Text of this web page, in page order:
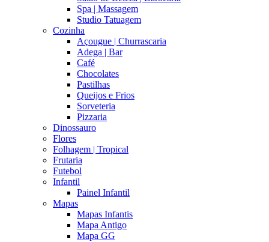
Spa | Massagem
Studio Tatuagem
Cozinha
Açougue | Churrascaria
Adega | Bar
Café
Chocolates
Pastilhas
Queijos e Frios
Sorveteria
Pizzaria
Dinossauro
Flores
Folhagem | Tropical
Frutaria
Futebol
Infantil
Painel Infantil
Mapas
Mapas Infantis
Mapa Antigo
Mapa GG